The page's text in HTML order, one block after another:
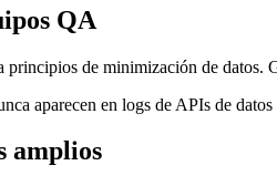
QA
de minimización de
aparecen en logs de APIs de datos
amplios